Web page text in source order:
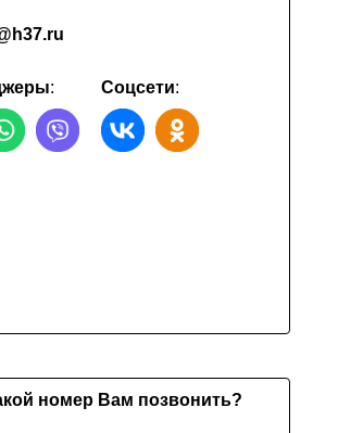
: Соцсети:
номер Вам позвонить?